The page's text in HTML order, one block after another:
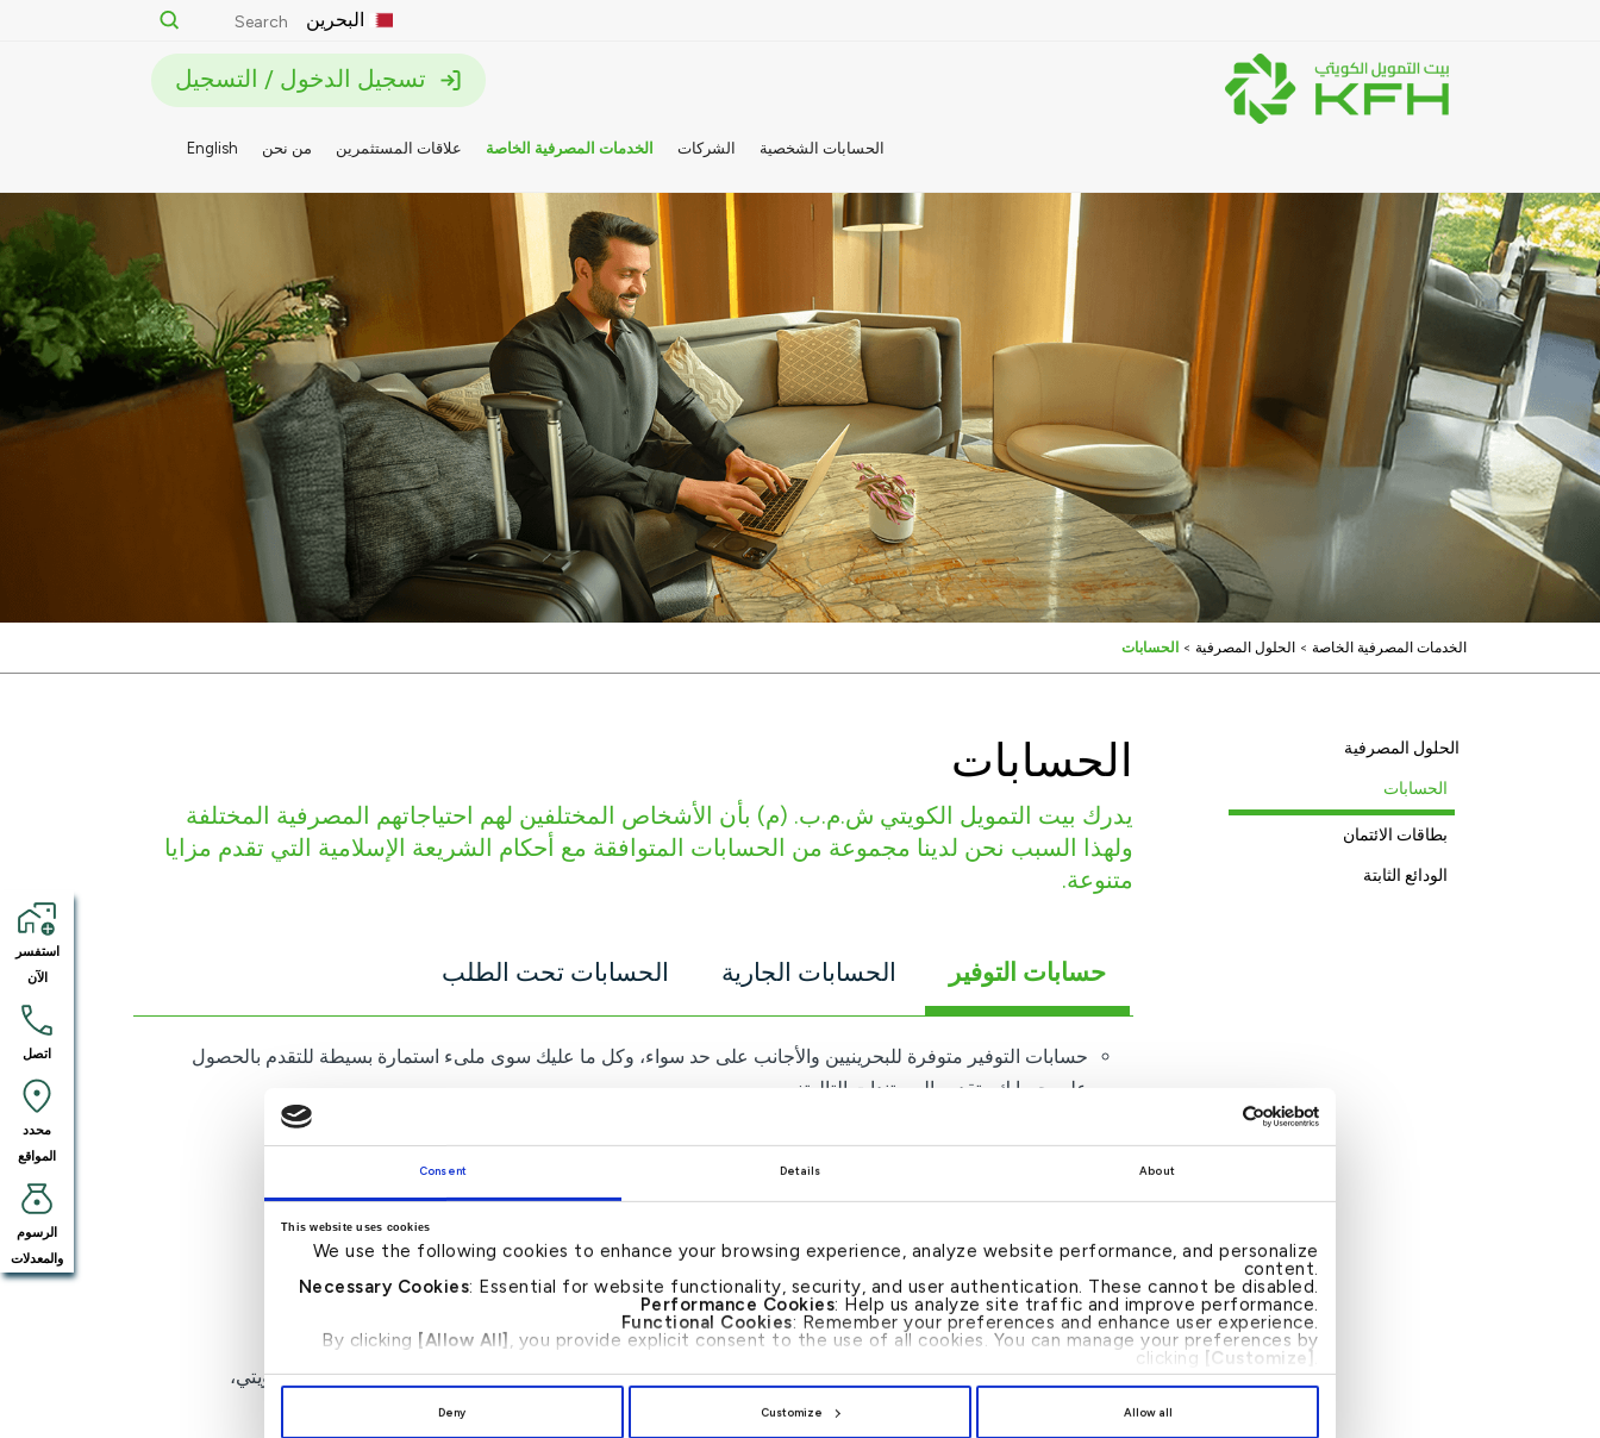
Consent Details About
This website uses cookies
We use the following cookies to enhance your browsing experience, analyze website performance, and personalize
content.
Necessary Cookies: Essential for website functionality, security, and user authentication. These cannot be disabled.
Performance Cookies: Help us analyze site traffic and improve performance.
Functional Cookies: Remember your preferences and enhance user experience.
By clicking [Allow All] , you provide explicit consent to the use of all cookies. You can manage your preferences by
clicking [Customize]
Deny Customize Allow all
البحرين
تسجيل الدخول / التسجيل
الحسابات الشخصية الشركات الخدمات المصرفية الخاصة علاقات المستثمرين من نحن English
الخدمات المصرفية الخاصة > الحلول المصرفية > الحسابات
الحلول المصرفية
الحسابات
بطاقات الائتمان
الودائع الثابتة
الحسابات
يدرك بيت التمويل الكويتي ش.م.ب. (م) بأن الأشخاص المختلفين لهم احتياجاتهم المصرفية المختلفة
ولهذا السبب نحن لدينا مجموعة من الحسابات المتوافقة مع أحكام الشريعة الإسلامية التي تقدم مزايا
متنوعة.
حسابات التوفير الحسابات الجارية الحسابات تحت الطلب
حسابات التوفير متوفرة للبحرينيين والأجانب على حد سواء، وكل ما عليك سوى ملىء استمارة بسيطة للتقدم بالحصول
على حسابك وتقديم المستندات التالية:
إجراء الخدمات المصرفية عبر الإنترنت
توفر الخدمات المصرفية عبر الجوال
الخدمات المصرفية عبر تطبيق الواتساب
بالإمكان افتتاح لفتح حساباتك بالدينار البحريني، الدرهم الإماراتي، الريال السعودي، الريال العماني، الدينار الكويتي،
الدولار الأمريكي، الجنية الإسترليني، اليورو والفرنك السويسري.
استفسر
الآن
اتصل
محدد
المواقع
الرسوم
والمعدلات